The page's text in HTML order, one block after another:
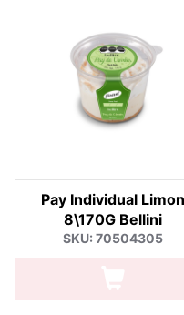
Pay Individual Limon
8\170G Bellini
SKU: 70504305